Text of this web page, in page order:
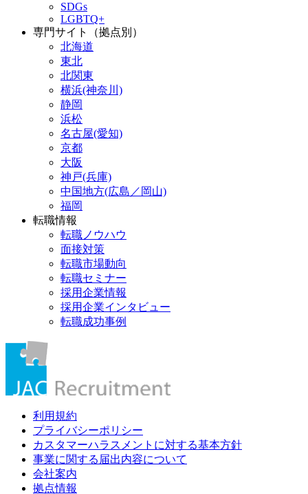
SDGs
LGBTQ+
専門サイト（拠点別）
北海道
東北
北関東
横浜(神奈川)
静岡
浜松
名古屋(愛知)
京都
大阪
神戸(兵庫)
中国地方(広島／岡山)
福岡
転職情報
転職ノウハウ
面接対策
転職市場動向
転職セミナー
採用企業情報
採用企業インタビュー
転職成功事例
利用規約
プライバシーポリシー
カスタマーハラスメントに対する基本方針
事業に関する届出内容について
会社案内
拠点情報